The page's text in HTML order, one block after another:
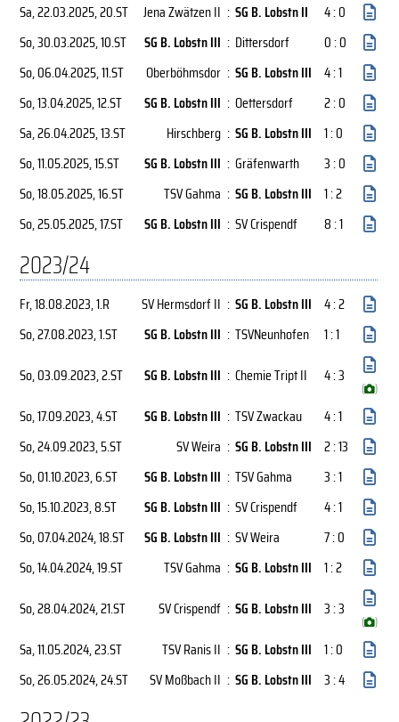
Sa, 22.03.2025, 20.ST Jena Zwätzen II : SG B. Lobstn II
4 : 0
So, 30.03.2025, 10.ST SG B. Lobstn III : Dittersdorf
0 : 0
So, 06.04.2025, 11.ST Oberböhmsdor : SG B. Lobstn III 4 : 1
So, 13.04.2025, 12.ST SG B. Lobstn III : Oettersdorf
2 : 0
Sa, 26.04.2025, 13.ST Hirschberg : SG B. Lobstn III 1 : 0
So, 11.05.2025, 15.ST SG B. Lobstn III : Gräfenwarth
3 : 0
So, 18.05.2025, 16.ST TSV Gahma : SG B. Lobstn III 1 : 2
So, 25.05.2025, 17.ST SG B. Lobstn III : SV Crispendf 8 : 1
2023/24
Fr, 18.08.2023, 1.R SV Hermsdorf II : SG B. Lobstn III 4 : 2
So, 27.08.2023, 1.ST SG B. Lobstn III : TSVNeunhofen
1 : 1
So, 03.09.2023, 2.ST SG B. Lobstn III : Chemie Tript II 4 : 3
( )
So, 17.09.2023, 4.ST SG B. Lobstn III : TSV Zwackau
4 : 1
So, 24.09.2023, 5.ST SV Weira : SG B. Lobstn III 2 : 13
So, 01.10.2023, 6.ST SG B. Lobstn III : TSV Gahma
3 : 1
So, 15.10.2023, 8.ST SG B. Lobstn III : SV Crispendf
4 : 1
So, 07.04.2024, 18.ST SG B. Lobstn III : SV Weira
7 : 0
So, 14.04.2024, 19.ST TSV Gahma : SG B. Lobstn III 1 : 2
So, 28.04.2024, 21.ST SV Crispendf : SG B. Lobstn III 3 : 3
( )
Sa, 11.05.2024, 23.ST TSV Ranis II : SG B. Lobstn III 1 : 0
So, 26.05.2024, 24.ST SV Moßbach II : SG B. Lobstn III 3 : 4